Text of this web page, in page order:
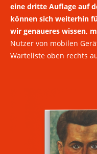
eine dritte Auflage auf
können sich weiterhin
wir genaueres wissen,
Nutzer von mobilen
Warteliste oben rechts